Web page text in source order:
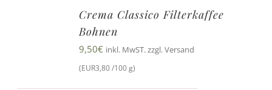
Crema Classico Filterkaffee
Bohnen
9,50€ inkl. MwST. zzgl. Versand
(EUR3,80 /100 g)